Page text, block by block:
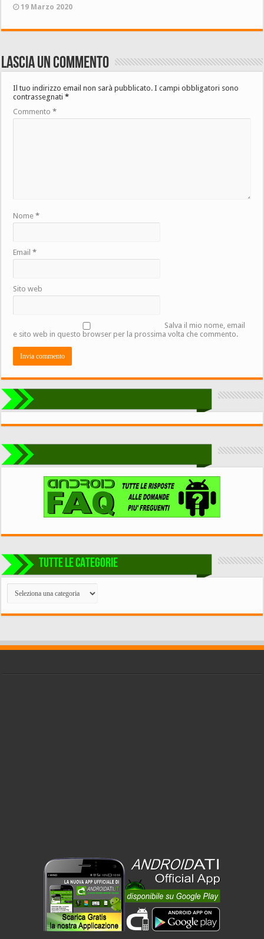
19 Marzo 2020
Lascia un commento
Il tuo indirizzo email non sarà pubblicato. I campi obbligatori sono
contrassegnati*
Commento*
Nome*
Email*
Sito web
Salva il mio nome, email
e sito web in questo browser per la prossima volta che commento.
TUTTE LE CATEGORIE
TUTTE
CATEGORIE